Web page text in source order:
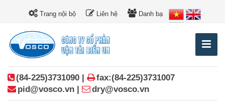
Trang nội bộ Liên hệ Danh bạ
(84-225)3731090 |
fax:(84-225)3731007
pid@vosco.vn |
dry@vosco.vn